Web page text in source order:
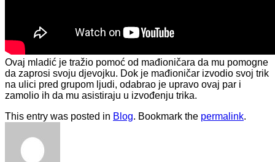
Ovaj mladić je tražio pomoć od mađioničara da mu pomogne
da zaprosi svoju djevojku. Dok je mađioničar izvodio svoj trik
na ulici pred grupom ljudi, odabrao je upravo ovaj par i
zamolio ih da mu asistiraju u izvođenju trika.
This entry was posted in Blog. Bookmark the permalink.